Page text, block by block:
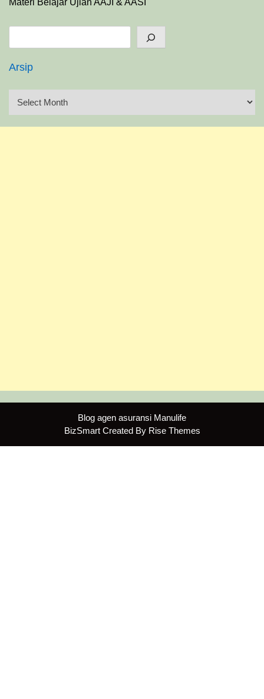
Materi Belajar Ujian AAJI & AASI
Arsip
Blog agen asuransi Manulife
BizSmart Created By Rise Themes